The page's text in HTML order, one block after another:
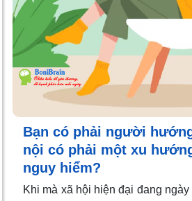
Bạn có phải người
nội có phải một xu
nguy hiểm?
Khi mà xã hội hiện đại đang